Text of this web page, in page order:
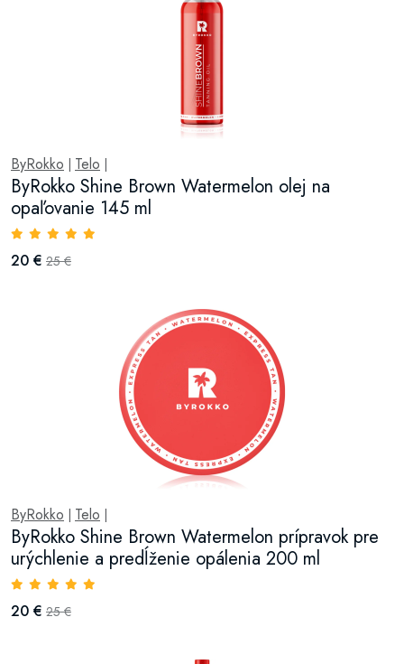
ByRokko Telo
ByRokko Shine Brown Watermelon olej na
opaľovanie 145 ml
20 € 25 €
ByRokko Telo
ByRokko Shine Brown Watermelon prípravok pre
urýchlenie a predĺženie opálenia 200 ml
20 € 25 €